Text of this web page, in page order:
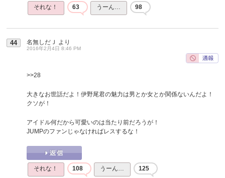
それな！ 63 うーん… 98
44 名無しだＪ より
2016年2月4日 8:46 PM
>>28
大きなお世話だよ！伊野尾君の魅力は男とか女とか関係ないんだよ！
クソが！
アイドル何だから可愛いのは当たり前だろうが！
JUMPのファンじゃなければレスするな！
それな！ 108 うーん… 125